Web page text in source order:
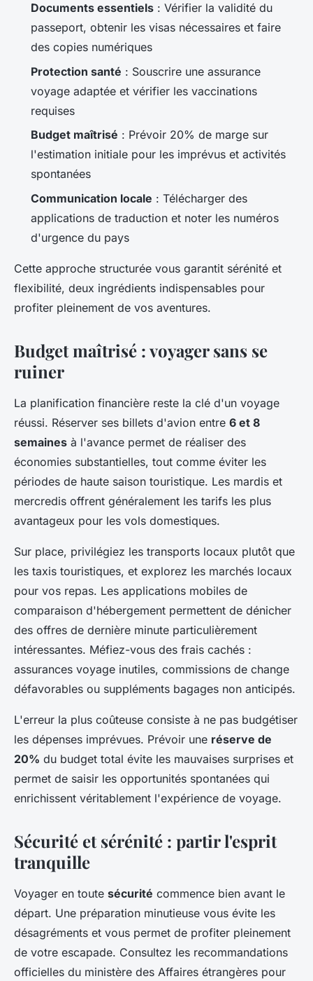
Documents essentiels : Vérifier la validité du
passeport, obtenir les visas nécessaires et faire
des copies numériques
Protection santé : Souscrire une assurance
voyage adaptée et vérifier les vaccinations
requises
Budget maîtrisé : Prévoir 20% de marge sur
l'estimation initiale pour les imprévus et activités
spontanées
Communication locale : Télécharger des
applications de traduction et noter les numéros
d'urgence du pays
Cette approche structurée vous garantit sérénité et
flexibilité, deux ingrédients indispensables pour
profiter pleinement de vos aventures.
Budget maîtrisé : voyager sans se
ruiner
La planification financière reste la clé d'un voyage
réussi. Réserver ses billets d'avion entre 6 et 8
semaines à l'avance permet de réaliser des
économies substantielles, tout comme éviter les
périodes de haute saison touristique. Les mardis et
mercredis offrent généralement les tarifs les plus
avantageux pour les vols domestiques.
Sur place, privilégiez les transports locaux plutôt que
les taxis touristiques, et explorez les marchés locaux
pour vos repas. Les applications mobiles de
comparaison d'hébergement permettent de dénicher
des offres de dernière minute particulièrement
intéressantes. Méfiez-vous des frais cachés :
assurances voyage inutiles, commissions de change
défavorables ou suppléments bagages non anticipés.
L'erreur la plus coûteuse consiste à ne pas budgétiser
les dépenses imprévues. Prévoir une réserve de
20% du budget total évite les mauvaises surprises et
permet de saisir les opportunités spontanées qui
enrichissent véritablement l'expérience de voyage.
Sécurité et sérénité : partir l'esprit
tranquille
Voyager en toute sécurité commence bien avant le
départ. Une préparation minutieuse vous évite les
désagréments et vous permet de profiter pleinement
de votre escapade. Consultez les recommandations
officielles du ministère des Affaires étrangères pour